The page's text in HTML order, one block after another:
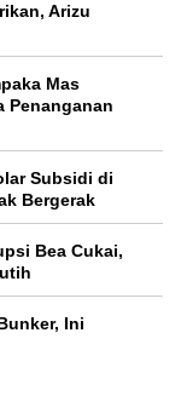
Arizu
Mas
Penanganan
Subsidi di
Bergerak
Bea Cukai,
Ini